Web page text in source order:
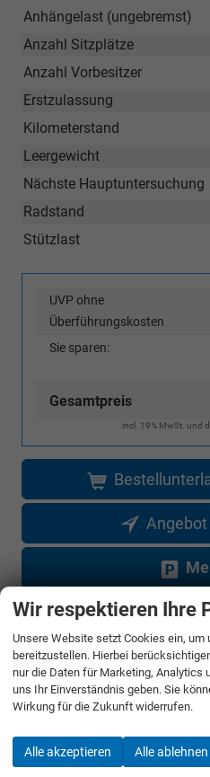
Anhängelast (ungebremst)
Anzahl Sitzplätze
Anzahl Vorbesitzer
Erstzulassung
Kilometerstand
Leergewicht
Nächste Hauptuntersuchung
Radstand
Stützlast
UVP ohne
Überführungskosten
Sie sparen:
Gesamtpreis
incl. 19% MwSt. und
Jetzt
Fahrzeugnr.
Rückruf anfordern
Wir respektieren Ihre
Unsere Website setzt Cookies ein, um
bereitzustellen. Hierbei
nur die Daten für Marketing, Analytics
uns Ihr Einverständnis geben. Sie
Wirkung für die Zukunft widerrufen.
Alle akzeptieren Alle ablehnen